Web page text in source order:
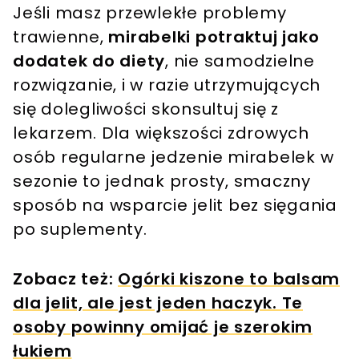
Jeśli masz przewlekłe problemy
trawienne, mirabelki potraktuj jako
dodatek do diety, nie samodzielne
rozwiązanie, i w razie utrzymujących
się dolegliwości skonsultuj się z
lekarzem. Dla większości zdrowych
osób regularne jedzenie mirabelek w
sezonie to jednak prosty, smaczny
sposób na wsparcie jelit bez sięgania
po suplementy.
Zobacz też: Ogórki kiszone to balsam
dla jelit, ale jest jeden haczyk. Te
osoby powinny omijać je szerokim
łukiem